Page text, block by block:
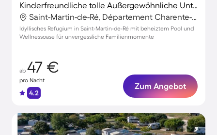
Kinderfreundliche tolle Außergewöhnliche Unterkunft mit Terrasse und beheiztem Pool | Haustiere erlaubt
Saint-Martin-de-Ré, Département Charente-Maritime, Frankreich
Idyllisches Refugium in Saint-Martin-de-Ré mit beheiztem Pool und
Wellnessoase für unvergessliche Familienmomente
ab 47 €
pro Nacht
4.2
Zum Angebot